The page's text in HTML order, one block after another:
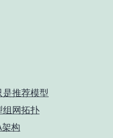
推荐模型
组网拓扑
构